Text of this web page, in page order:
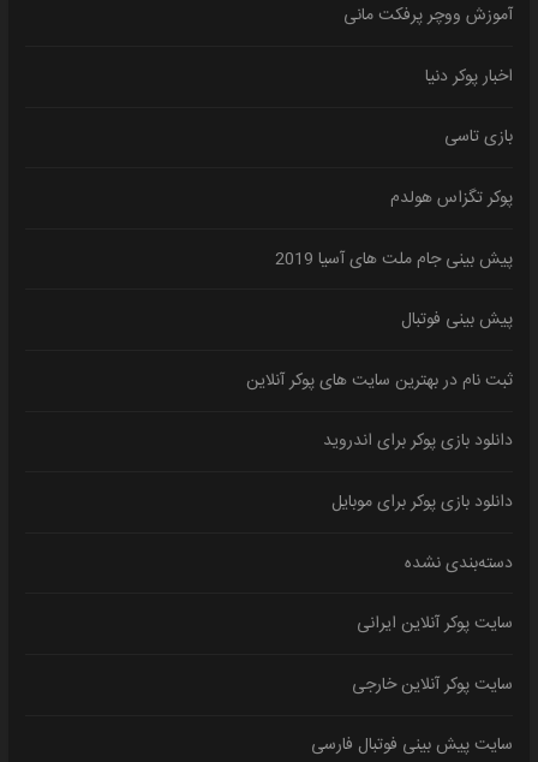
آموزش ووچر پرفکت مانی
اخبار پوکر دنیا
بازی تاسی
پوکر تگزاس هولدم
پیش بینی جام ملت های آسیا 2019
پیش بینی فوتبال
ثبت نام در بهترین سایت های پوکر آنلاین
دانلود بازی پوکر برای اندروید
دانلود بازی پوکر برای موبایل
دسته‌بندی نشده
سایت پوکر آنلاین ایرانی
سایت پوکر آنلاین خارجی
سایت پیش بینی فوتبال فارسی